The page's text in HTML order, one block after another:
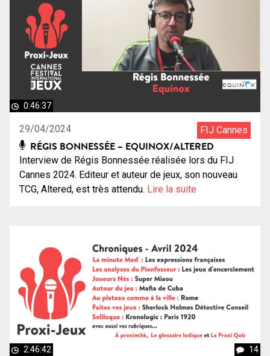
0:46:37
29/04/2024 FIJ Cannes
RÉGIS BONNESSÉE – EQUINOX/ALTERED
Interview de Régis Bonnessée réalisée lors du FIJ
Cannes 2024. Editeur et auteur de jeux, son nouveau
TCG, Altered, est très attendu. Lire la suite
2:46:42 14